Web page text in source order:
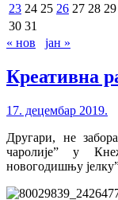
23 24 25 26 27 28 29
30 31
« нов
јан »
Креативна
17. децембар 2019.
Другари, не
чаролије” у
новогодишњу